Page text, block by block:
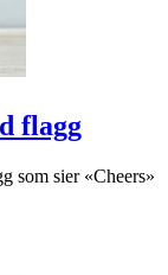
flagg
som sier «Cheers»